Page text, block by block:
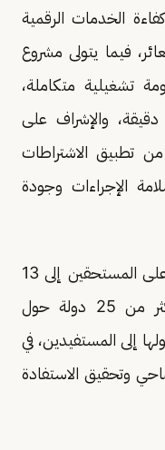
الخدمات الرقمية
فيما يتولى مشروع
تشغيلية متكاملة،
والإشراف على
من تطبيق الاشتراطات
الإجراءات وجودة
وتُستكمل المنظومة بتوزيع اللحوم على المستحقين إلى 13
وأكثر من 25 دولة حول
إلى المستفيدين، في
وتحقيق الاستفادة